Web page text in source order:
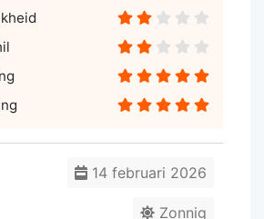
14 februari 2026
Zonnig